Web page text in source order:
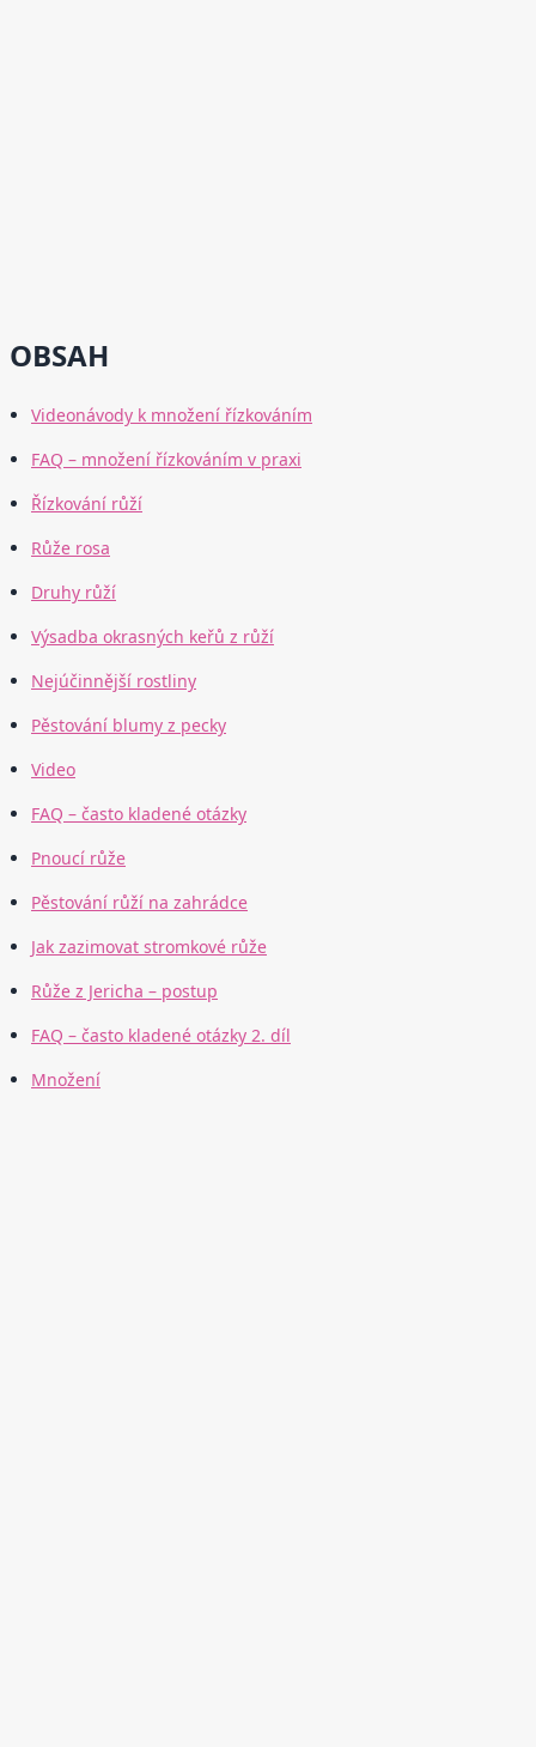
OBSAH
Videonávody k množení řízkováním
FAQ – množení řízkováním v praxi
Řízkování růží
Růže rosa
Druhy růží
Výsadba okrasných keřů z růží
Nejúčinnější rostliny
Pěstování blumy z pecky
Video
FAQ – často kladené otázky
Pnoucí růže
Pěstování růží na zahrádce
Jak zazimovat stromkové růže
Růže z Jericha – postup
FAQ – často kladené otázky 2. díl
Množení